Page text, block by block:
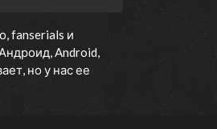
fanserials и
Android,
но у нас ее